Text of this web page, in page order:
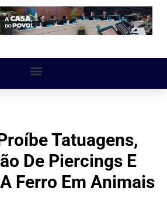
Tatuagens,
De Piercings E
Ferro Em Animais